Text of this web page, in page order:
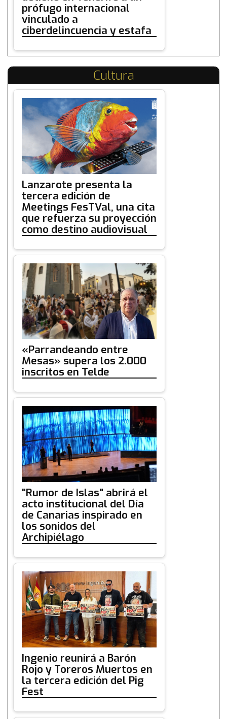
prófugo internacional
vinculado a
ciberdelincuencia y estafa
Cultura
Lanzarote presenta la
tercera edición de
Meetings FesTVal, una cita
que refuerza su proyección
como destino audiovisual
«Parrandeando entre
Mesas» supera los 2.000
inscritos en Telde
"Rumor de Islas" abrirá el
acto institucional del Día
de Canarias inspirado en
los sonidos del
Archipiélago
Ingenio reunirá a Barón
Rojo y Toreros Muertos en
la tercera edición del Pig
Fest